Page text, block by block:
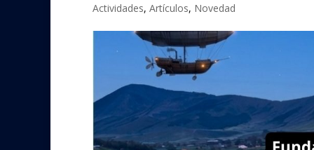
Actividades, Artículos, Novedad